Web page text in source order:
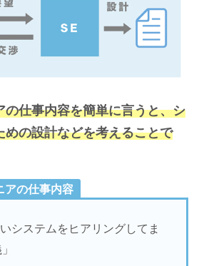
の仕事内容を簡単に言うと、シ
めの設計などを考えることで
アの仕事内容
システムをヒアリングしてま